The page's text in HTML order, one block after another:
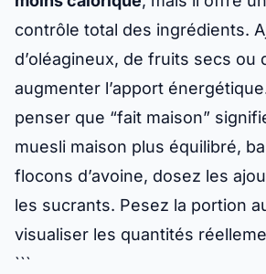
contrôle total des ingrédients.
d’oléagineux, de fruits secs ou
augmenter l’apport
penser que “fait maison”
muesli maison plus équilibré,
flocons d’avoine, dosez les
les sucrants. Pesez la portion
visualiser les quantités
```